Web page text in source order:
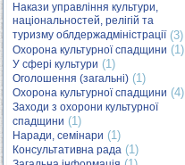
Накази управління культури,
національностей, релігій та
туризму облдержадміністрації(3)
Охорона культурної спадщини (1)
У сфері культури (1)
Оголошення (загальні) (1)
Охорона культурної спадщини (4)
Заходи з охорони культурної
спадщини (1)
Наради, семінари (1)
Консультативна рада (1)